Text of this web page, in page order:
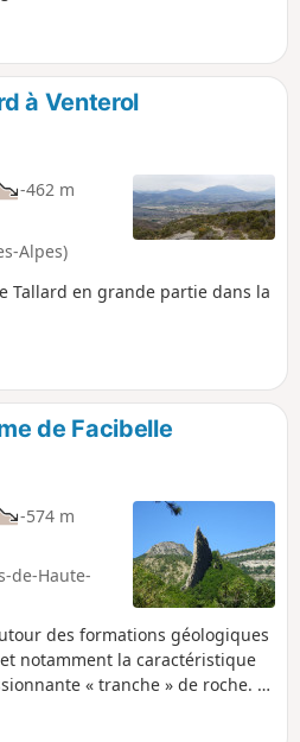
à Venterol
-462 m
Alpes)
Tallard en grande partie dans la
de Facibelle
-574 m
de-Haute-
des formations géologiques
notamment la caractéristique
« tranche » de roche. Le